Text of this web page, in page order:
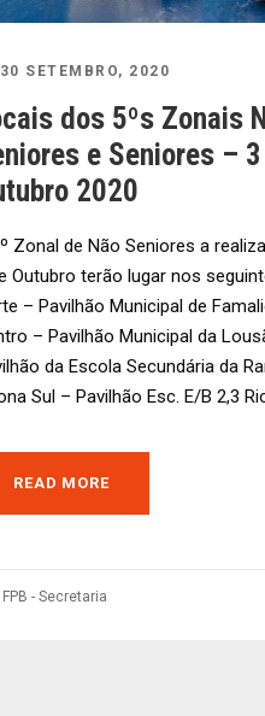
30 SETEMBRO, 2020
dos 5ºs Zonais
e Seniores –
2020
Zonal de Não Seniores a
Outubro terão lugar nos
– Pavilhão Municipal de
– Pavilhão Municipal da
da Escola Secundária da
Sul – Pavilhão Esc. E/B 2,3
READ MORE
FPB - Secretaria